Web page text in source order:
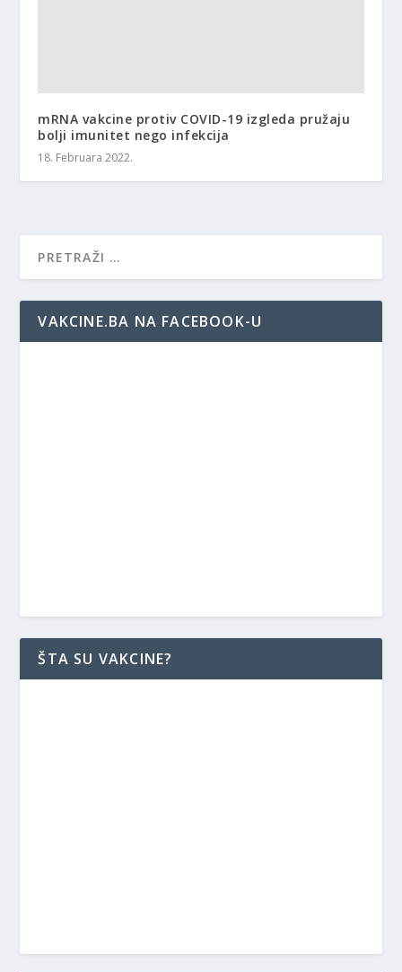
mRNA vakcine protiv COVID-19 izgleda pružaju
bolji imunitet nego infekcija
18. Februara 2022.
VAKCINE.BA NA FACEBOOK-U
ŠTA SU VAKCINE?